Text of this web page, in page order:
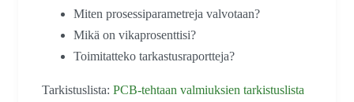
Miten prosessiparametreja valvotaan?
Mikä on vikaprosenttisi?
Toimitatteko tarkastusraportteja?
Tarkistuslista: PCB-tehtaan valmiuksien tarkistuslista